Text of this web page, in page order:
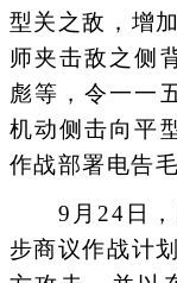
型关之敌，增
师夹击敌之侧
彪等，令一一
机动侧击向平
作战部署电告
9月24日，
步商议作战计